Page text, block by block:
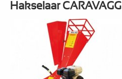
Hakselaar